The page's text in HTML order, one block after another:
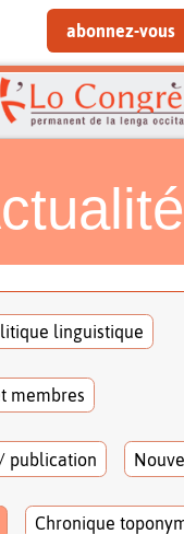
abonnez-vous
linguistique
membres
publication
Chronique